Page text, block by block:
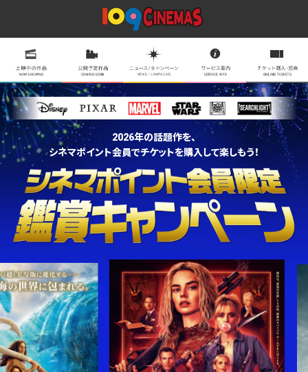
2026年の話題作を、
シネマポイント会員でチケットを購入して楽しもう！